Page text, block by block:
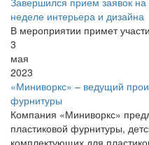
неделе интерьера и дизайна
В мероприятии примет
3
мая
2023
«Миниворкс» – ведущий
фурнитуры
Компания «Миниворкс»
пластиковой фурнитуры,
комплектующих для